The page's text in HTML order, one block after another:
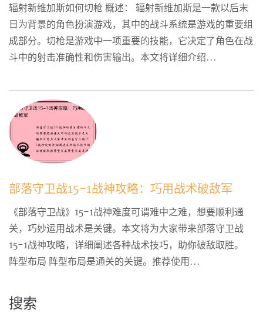
辐射新维加斯如何切枪 概述： 辐射新维加斯是一款以后末
日为背景的角色扮演游戏，其中的战斗系统是游戏的重要组
成部分。切枪是游戏中一项重要的技能，它决定了角色在战
斗中的射击准确性和伤害输出。本文将详细介绍...
部落守卫战15-1战神攻略：巧用战术破敌军
《部落守卫战》15-1战神难度可谓难中之难，想要顺利通
关，巧妙运用战术是关键。本文将为大家带来部落守卫战
15-1战神攻略，详细阐述各种战术技巧，助你破敌取胜。
阵型布局 阵型布局是通关的关键。推荐使用...
搜索